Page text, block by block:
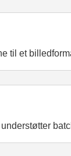
til et